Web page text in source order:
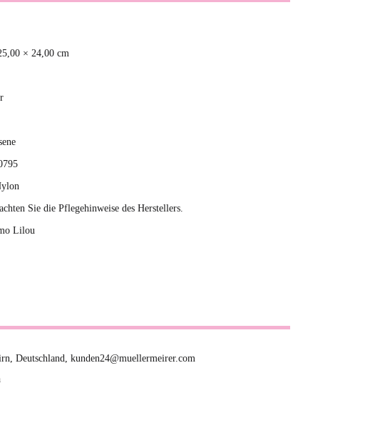
× 24,00 cm
Sie die Pflegehinweise des Herstellers.
Lilou
Deutschland, kunden24@muellermeirer.com